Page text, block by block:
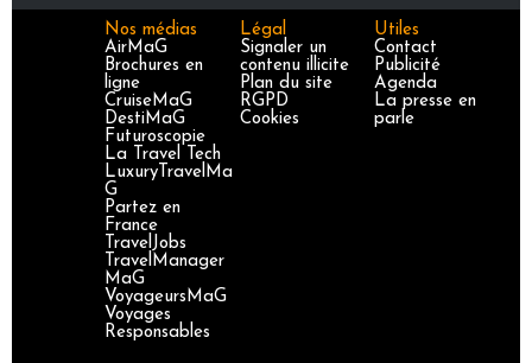
Nos médias
AirMaG
Brochures en
ligne
CruiseMaG
DestiMaG
Futuroscopie
La Travel Tech
LuxuryTravelMa
G
Partez en
France
TravelJobs
TravelManager
MaG
VoyageursMaG
Voyages
Responsables
Légal
Signaler un
contenu illicite
Plan du site
RGPD
Cookies
Utiles
Contact
Publicité
Agenda
La presse en
parle